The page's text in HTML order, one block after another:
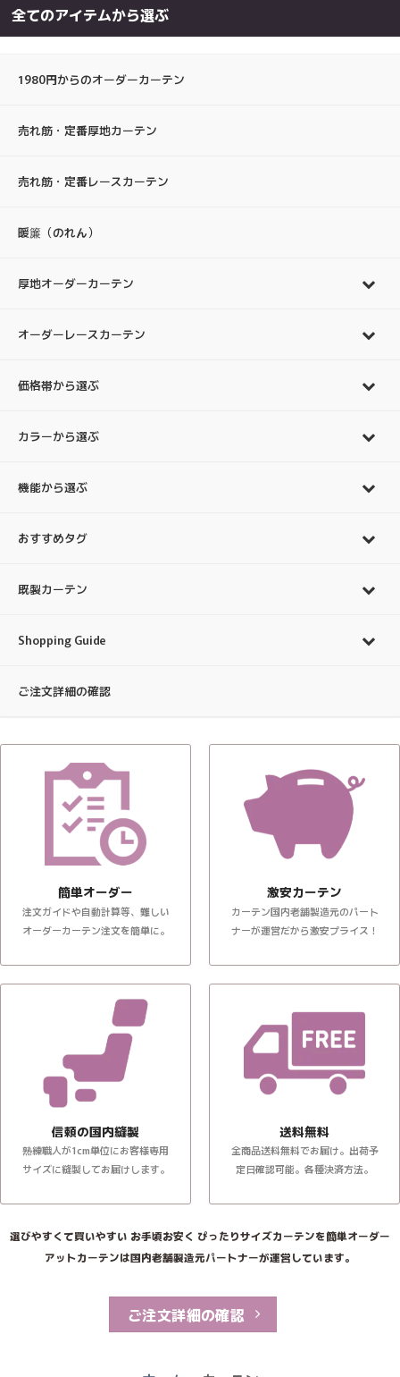
全てのアイテムから選ぶ
1980円からのオーダーカーテン
売れ筋・定番厚地カーテン
売れ筋・定番レースカーテン
暖簾（のれん）
厚地オーダーカーテン
オーダーレースカーテン
価格帯から選ぶ
カラーから選ぶ
機能から選ぶ
おすすめタグ
既製カーテン
Shopping Guide
ご注文詳細の確認
簡単オーダー
注文ガイドや自動計算等、難しい
オーダーカーテン注文を簡単に。
激安カーテン
カーテン国内老舗製造元のパート
ナーが運営だから激安プライス！
信頼の国内縫製
熟練職人が1cm単位にお客様専用
サイズに縫製してお届けします。
送料無料
全商品送料無料でお届け。出荷予
定日確認可能。各種決済方法。
選びやすくて買いやすい お手頃お安く ぴったりサイズカーテンを簡単オーダー
アットカーテンは国内老舗製造元パートナーが運営しています。
ご注文詳細の確認